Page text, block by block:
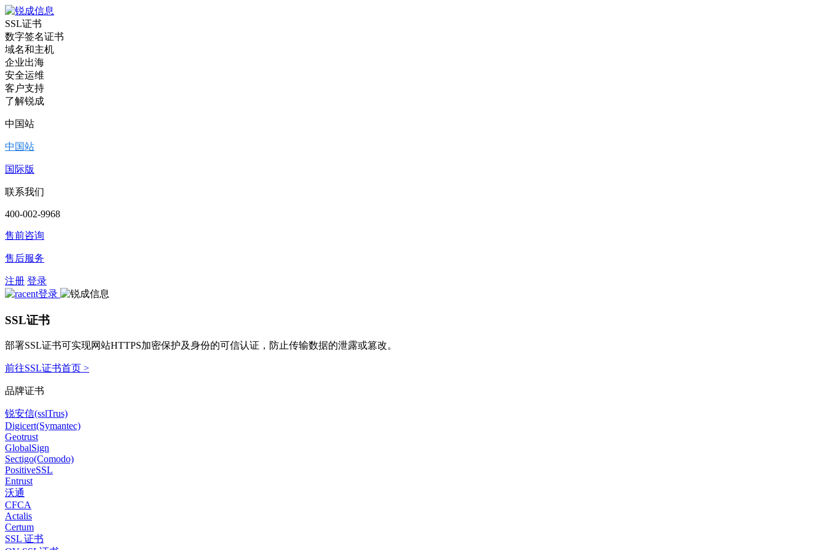
SSL证书
数字签名证书
域名和主机
企业出海
安全运维
客户支持
了解锐成
中国站
中国站
国际版
联系我们
400-002-9968
售前咨询
售后服务
注册 登录
SSL证书
部署SSL证书可实现网站HTTPS加密保护及身份的可信认证，防止传输数据的泄露或篡改。
前往SSL证书首页 >
品牌证书
锐安信(sslTrus)
Digicert(Symantec)
Geotrust
GlobalSign
Sectigo(Comodo)
PositiveSSL
Entrust
沃通
CFCA
Actalis
Certum
SSL 证书